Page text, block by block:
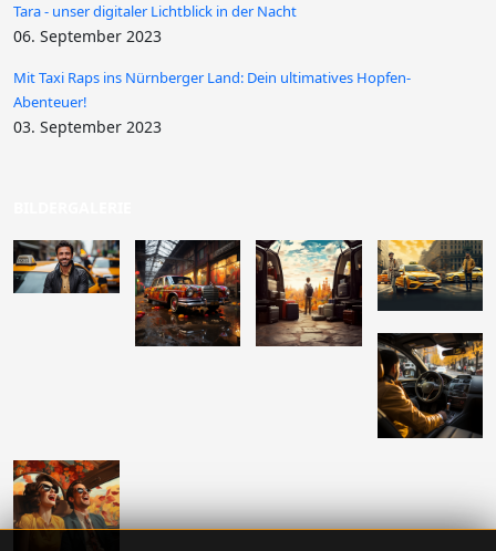
Tara - unser digitaler Lichtblick in der Nacht
06. September 2023
Mit Taxi Raps ins Nürnberger Land: Dein ultimatives Hopfen-
Abenteuer!
03. September 2023